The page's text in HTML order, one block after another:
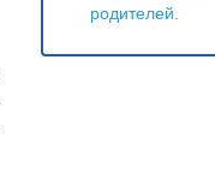
родителей.